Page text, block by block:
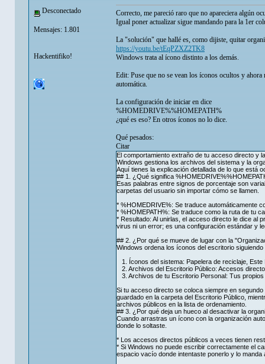
Desconectado
Mensajes: 1.801
Hackentifiko!
Correcto, me pareció raro que no apareciera algún
Igual poner actualizar sigue mandando para la 1er
La "solución" que hallé es, como dijiste, quitar
https://youtu.be/tEqPZXZ2TK8
Windows trata al ícono distinto a los demás.
Edit: Puse que no se vean los íconos ocultos y
automática.
La configuración de iniciar en dice
%HOMEDRIVE%%HOMEPATH%
¿qué es eso? En otros íconos no lo dice.
Qué pesados:
Citar
El comportamiento extraño de tu acceso directo y
Windows gestiona los archivos del sistema y la
Aquí tienes la explicación detallada de lo que está
## 1. ¿Qué significa
Esas palabras entre signos de porcentaje son
carpetas del usuario sin importar cómo se llamen.
* %HOMEDRIVE%: Se traduce automáticamente
* %HOMEPATH%: Se traduce como la ruta de tu
* Resultado: Al unirlas, el acceso directo le dice al
virus ni un error; es una configuración estándar y
## 2. ¿Por qué se mueve de lugar con la
Windows ordena los íconos del escritorio
1. Íconos del sistema: Papelera de reciclaje, Este
2. Archivos del Escritorio Público: Accesos
3. Archivos de tu Escritorio Personal: Tus
Si tu acceso directo se coloca siempre en
guardado en la carpeta del Escritorio Público,
archivos públicos en la lista de ordenamiento.
## 3. ¿Por qué deja un hueco al desactivar la
Cuando arrastras un ícono con la organización
donde lo soltaste.
* Los accesos directos públicos a veces tienen
* Si Windows no puede escribir correctamente el
espacio vacío donde intentaste ponerlo y lo manda